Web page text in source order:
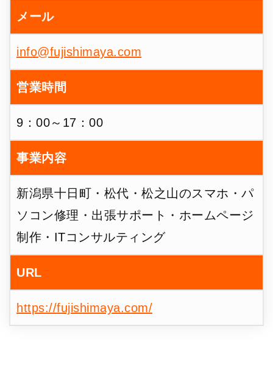
メール
info@fujishimaya.com
営業時間
9：00～17：00
事業内容
新潟県十日町・松代・松之山のスマホ・パ
ソコン修理・出張サポート・ホームページ
制作・ITコンサルティング
URL
https://fujishimaya.com/